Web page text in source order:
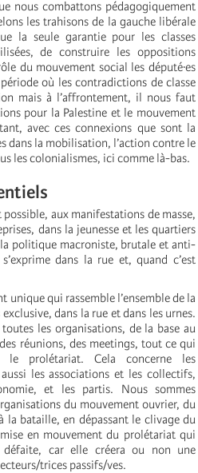
nous combattons pédagogiquement
les trahisons de la gauche libérale
la seule garantie pour les classes
de construire les oppositions
du mouvement social les député·es
où les contradictions de classe
mais à l’affrontement, il nous faut
pour la Palestine et le mouvement
avec ces connexions que sont la
dans la mobilisation, l’action contre le
les colonialismes, ici comme là-bas.
aux manifestations de masse,
dans la jeunesse et les quartiers
politique macroniste, brutale et anti-
dans la rue et, quand c’est
unique qui rassemble l’ensemble de la
dans la rue et dans les urnes.
les organisations, de la base au
réunions, des meetings, tout ce qui
prolétariat. Cela concerne les
les associations et les collectifs,
et les partis. Nous sommes
du mouvement ouvrier, du
la bataille, en dépassant le clivage du
en mouvement du prolétariat qui
car elle créera ou non une
trices passifs/ves.